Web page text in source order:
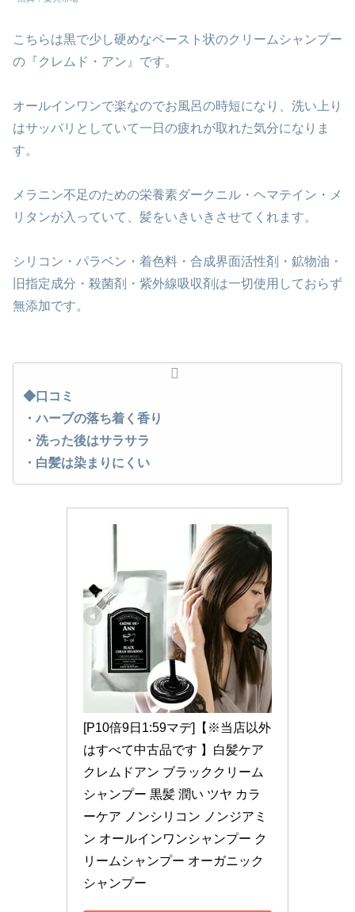
こちらは黒で少し硬めなペースト状のクリームシャンプー
の『クレムド・アン』です。
オールインワンで楽なのでお風呂の時短になり、洗い上り
はサッパリとしていて一日の疲れが取れた気分になりま
す。
メラニン不足のための栄養素ダークニル・ヘマテイン・メ
リタンが入っていて、髪をいきいきさせてくれます。
シリコン・パラベン・着色料・合成界面活性剤・鉱物油・
旧指定成分・殺菌剤・紫外線吸収剤は一切使用しておらず
無添加です。
◆口コミ
・ハーブの落ち着く香り
・洗った後はサラサラ
・白髪は染まりにくい
[P10倍9日1:59マデ]【※当店以外
はすべて中古品です 】白髪ケア
クレムドアン ブラッククリーム
シャンプー 黒髪 潤い ツヤ カラ
ーケア ノンシリコン ノンジアミ
ン オールインワンシャンプー ク
リームシャンプー オーガニック
シャンプー